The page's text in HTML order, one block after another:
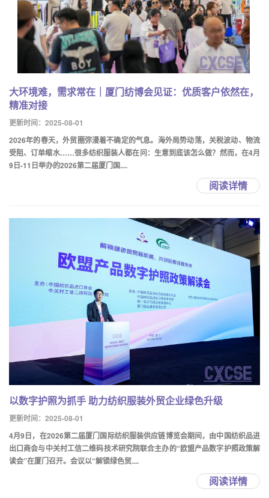
大环境难，需求常在｜厦门纺博会见证：优质客户依然在，
精准对接
更新时间：2025-08-01
2026年的春天，外贸圈弥漫着不确定的气息。海外局势动荡，关税波动、物流
受阻、订单缩水……很多纺织服装人都在问：生意到底该怎么做？然而，在4月
9日-11日举办的2026第二届厦门国....
阅读详情
以数字护照为抓手 助力纺织服装外贸企业绿色升级
更新时间：2025-08-01
4月9日，在2026第二届厦门国际纺织服装供应链博览会期间，由中国纺织品进
出口商会与中关村工信二维码技术研究院联合主办的“欧盟产品数字护照政策解
读会”在厦门召开。会议以“解锁绿色贸....
阅读详情